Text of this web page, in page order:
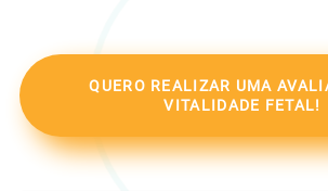
QUERO REALIZAR UMA
VITALIDADE FETAL!